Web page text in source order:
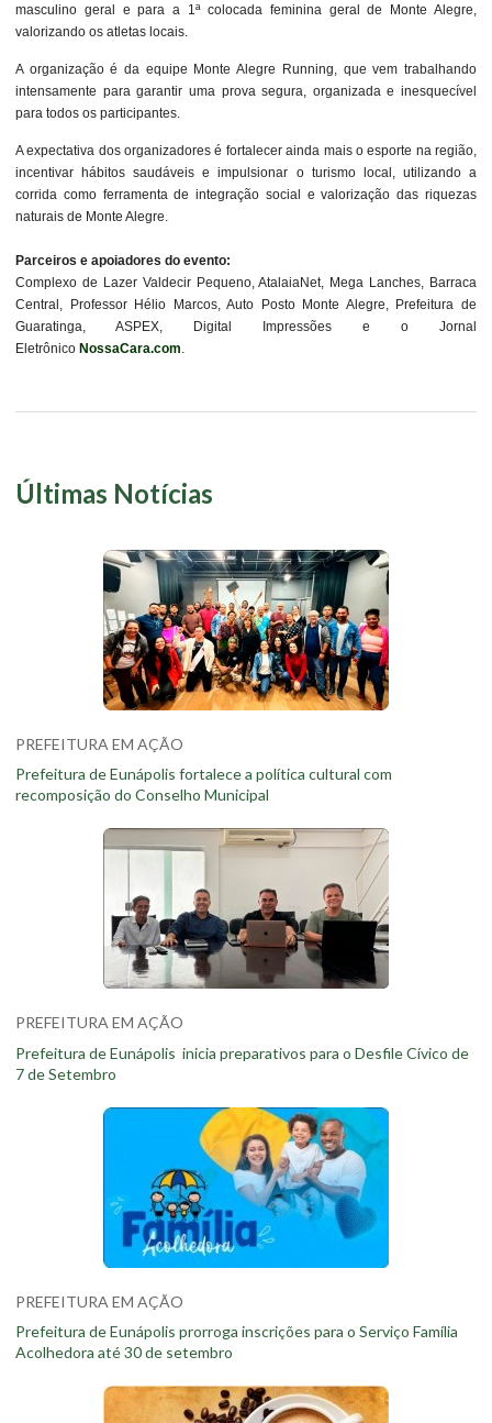
masculino geral e para a 1ª colocada feminina geral de Monte Alegre,
valorizando os atletas locais.
A organização é da equipe Monte Alegre Running, que vem trabalhando
intensamente para garantir uma prova segura, organizada e inesquecível
para todos os participantes.
A expectativa dos organizadores é fortalecer ainda mais o esporte na região,
incentivar hábitos saudáveis e impulsionar o turismo local, utilizando a
corrida como ferramenta de integração social e valorização das riquezas
naturais de Monte Alegre.
Parceiros e apoiadores do evento:
Complexo de Lazer Valdecir Pequeno, AtalaiaNet, Mega Lanches, Barraca
Central, Professor Hélio Marcos, Auto Posto Monte Alegre, Prefeitura de
Guaratinga, ASPEX, Digital Impressões e o Jornal
Eletrônico NossaCara.com.
Últimas Notícias
PREFEITURA EM AÇÃO
Prefeitura de Eunápolis fortalece a política cultural com
recomposição do Conselho Municipal
PREFEITURA EM AÇÃO
Prefeitura de Eunápolis inicia preparativos para o Desfile Cívico de
7 de Setembro
PREFEITURA EM AÇÃO
Prefeitura de Eunápolis prorroga inscrições para o Serviço Família
Acolhedora até 30 de setembro